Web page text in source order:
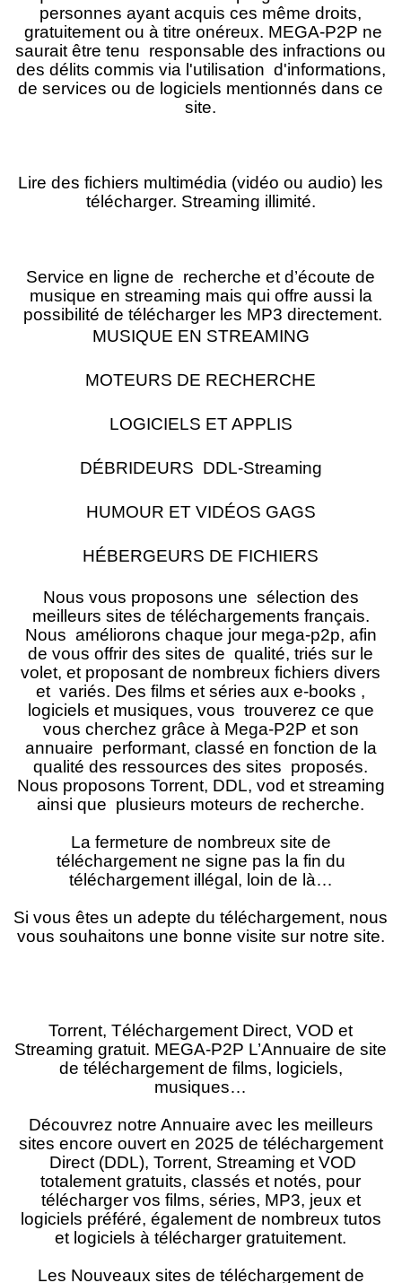
personnes ayant acquis ces même droits,
gratuitement ou à titre onéreux. MEGA-P2P ne
saurait être tenu responsable des infractions ou
des délits commis via l'utilisation d'informations,
de services ou de logiciels mentionnés dans ce
site.
Lire des fichiers multimédia (vidéo ou audio) les
télécharger. Streaming illimité.
Service en ligne de recherche et d’écoute de
musique en streaming mais qui offre aussi la
possibilité de télécharger les MP3 directement.
MUSIQUE EN STREAMING
MOTEURS DE RECHERCHE
LOGICIELS ET APPLIS
DÉBRIDEURS DDL-Streaming
HUMOUR ET VIDÉOS GAGS
HÉBERGEURS DE FICHIERS
Nous vous proposons une sélection des
meilleurs sites de téléchargements français.
Nous améliorons chaque jour mega-p2p, afin
de vous offrir des sites de qualité, triés sur le
volet, et proposant de nombreux fichiers divers
et variés. Des films et séries aux e-books ,
logiciels et musiques, vous trouverez ce que
vous cherchez grâce à Mega-P2P et son
annuaire performant, classé en fonction de la
qualité des ressources des sites proposés.
Nous proposons Torrent, DDL, vod et streaming
ainsi que plusieurs moteurs de recherche.
La fermeture de nombreux site de
téléchargement ne signe pas la fin du
téléchargement illégal, loin de là…
Si vous êtes un adepte du téléchargement, nous
vous souhaitons une bonne visite sur notre site.
Torrent, Téléchargement Direct, VOD et
Streaming gratuit. MEGA-P2P L’Annuaire de site
de téléchargement de films, logiciels,
musiques…
Découvrez notre Annuaire avec les meilleurs
sites encore ouvert en 2025 de téléchargement
Direct (DDL), Torrent, Streaming et VOD
totalement gratuits, classés et notés, pour
télécharger vos films, séries, MP3, jeux et
logiciels préféré, également de nombreux tutos
et logiciels à télécharger gratuitement.
Les Nouveaux sites de téléchargement de